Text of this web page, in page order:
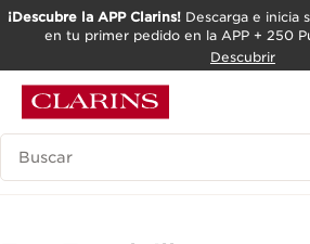
IR AL CONTENIDO
¡Descubre la APP Clarins!Descarga e inicia
en tu primer pedido en la APP + 250
Descubrir
Leyenda